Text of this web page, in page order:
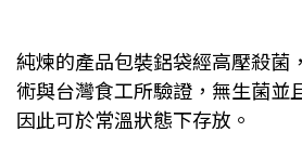
純煉的產品包裝鋁袋經高壓殺菌
術與台灣食工所驗證，無生菌並
因此可於常溫狀態下存放。